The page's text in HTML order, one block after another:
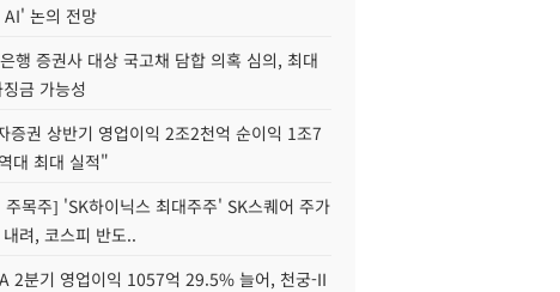
AI' 논의 전망
행 증권사 대상 국고채 담합 의혹 심의, 최대
금 가능성
증권 상반기 영업이익 2조2천억 순이익 1조7
대 최대 실적"
주목주] 'SK하이닉스 최대주주' SK스퀘어 주가
려, 코스피 반도..
2분기 영업이익 1057억 29.5% 늘어, 천궁-II